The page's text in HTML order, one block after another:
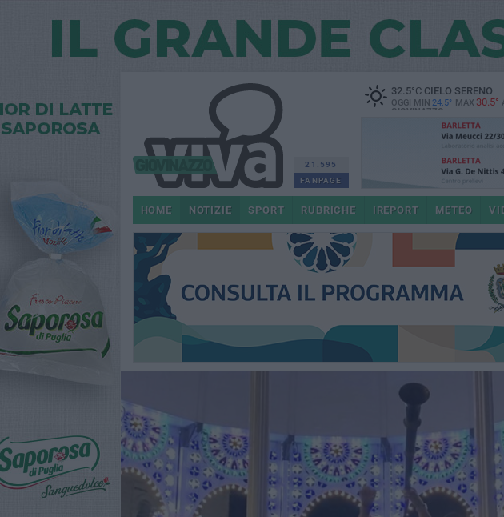
21.595
FANPAGE
32.5°CCIELO SERENO
OGGI MIN 24.5° MAX 30.5°
GIOVINAZZO
HOME NOTIZIE SPORT RUBRICHE IREPORT METEO